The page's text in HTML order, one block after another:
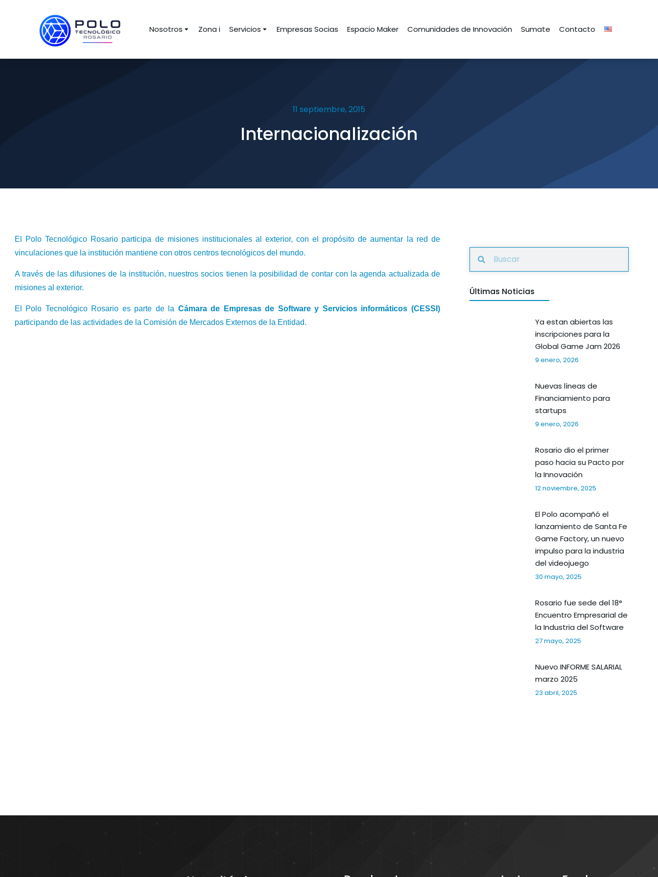
Nosotros Zona i Servicios Empresas Socias Espacio Maker Comunidades de Innovación Sumate Contacto
11 septiembre, 2015
Internacionalización
El Polo Tecnológico Rosario participa de misiones institucionales al exterior, con el propósito de aumentar la red de
vinculaciones que la institución mantiene con otros centros tecnológicos del mundo.
A través de las difusiones de la institución, nuestros socios tienen la posibilidad de contar con la agenda actualizada de
misiones al exterior.
El Polo Tecnológico Rosario es parte de la Cámara de Empresas de Software y Servicios informáticos (CESSI)
participando de las actividades de la Comisión de Mercados Externos de la Entidad.
Últimas Noticias
Ya estan abiertas las
inscripciones para la
Global Game Jam 2026
9 enero, 2026
Nuevas líneas de
Financiamiento para
startups
9 enero, 2026
Rosario dio el primer
paso hacia su Pacto por
la Innovación
12 noviembre, 2025
El Polo acompañó el
lanzamiento de Santa Fe
Game Factory, un nuevo
impulso para la industria
del videojuego
30 mayo, 2025
Rosario fue sede del 18°
Encuentro Empresarial de
la Industria del Software
27 mayo, 2025
Nuevo INFORME SALARIAL
marzo 2025
23 abril, 2025